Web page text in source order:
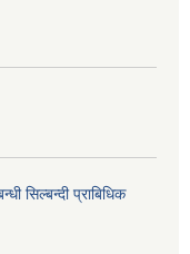
सिल्बन्दी प्राबिधिक